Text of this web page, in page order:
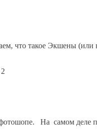
что такое Экшены
2
На самом деле